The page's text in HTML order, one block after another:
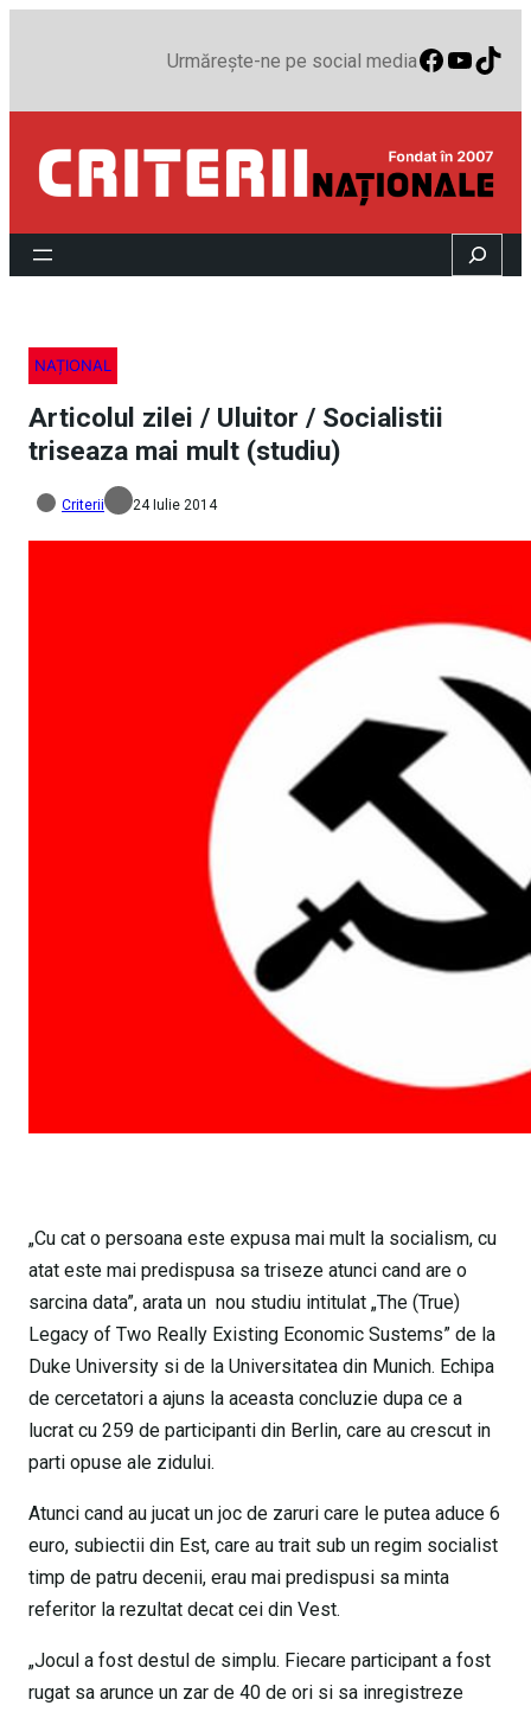
Urmărește-ne pe social media
Search
NAȚIONAL
Articolul zilei / Uluitor / Socialistii
triseaza mai mult (studiu)
Criterii 24 Iulie 2014
„Cu cat o persoana este expusa mai mult la socialism, cu
atat este mai predispusa sa triseze atunci cand are o
sarcina data”, arata un nou studiu intitulat „The (True)
Legacy of Two Really Existing Economic Sustems” de la
Duke University si de la Universitatea din Munich. Echipa
de cercetatori a ajuns la aceasta concluzie dupa ce a
lucrat cu 259 de participanti din Berlin, care au crescut in
parti opuse ale zidului.
Atunci cand au jucat un joc de zaruri care le putea aduce 6
euro, subiectii din Est, care au trait sub un regim socialist
timp de patru decenii, erau mai predispusi sa minta
referitor la rezultat decat cei din Vest.
„Jocul a fost destul de simplu. Fiecare participant a fost
rugat sa arunce un zar de 40 de ori si sa inregistreze